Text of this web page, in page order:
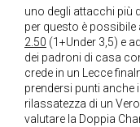
uno degli attacchi più
per questo è
2.50 (1+Under 3,5) e
dei padroni di casa
crede in un Lecce
prendersi punti anche
rilassatezza di un
valutare la Doppia